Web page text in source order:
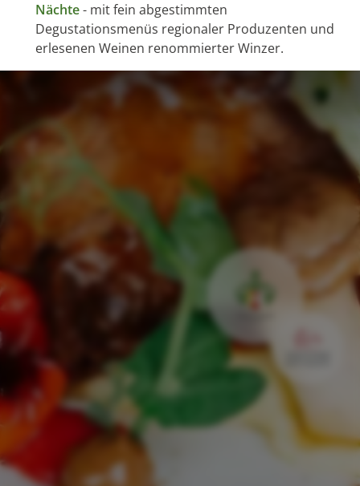
Nächte- mit fein abgestimmten
Degustationsmenüs regionaler Produzenten und
erlesenen Weinen renommierter Winzer.